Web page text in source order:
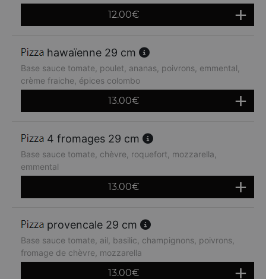
12.00€
hawaïenne 29 cm
Base sauce tomate, poulet, ananas, poivrons, emmental,
crème fraiche, épices colombo
13.00€
4 fromages 29 cm
Base sauce tomate, chèvre, roquefort, mozzarella,
emmental
13.00€
provencale 29 cm
Base sauce tomate, ail, basilic, champignons, poivrons,
fromage de chèvre, mozzarella
13.00€